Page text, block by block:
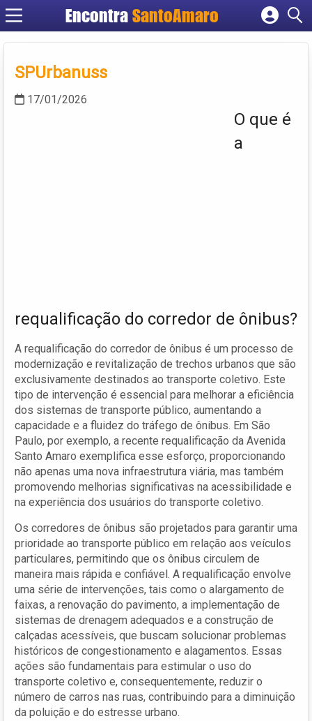
Encontra SantoAmaro
Cadastrar empresa
SPUrbanuss
17/01/2026
O que é
a
requalificação do corredor de ônibus?
A requalificação do corredor de ônibus é um processo de
modernização e revitalização de trechos urbanos que são
exclusivamente destinados ao transporte coletivo. Este
tipo de intervenção é essencial para melhorar a eficiência
dos sistemas de transporte público, aumentando a
capacidade e a fluidez do tráfego de ônibus. Em São
Paulo, por exemplo, a recente requalificação da Avenida
Santo Amaro exemplifica esse esforço, proporcionando
não apenas uma nova infraestrutura viária, mas também
promovendo melhorias significativas na acessibilidade e
na experiência dos usuários do transporte coletivo.
Os corredores de ônibus são projetados para garantir uma
prioridade ao transporte público em relação aos veículos
particulares, permitindo que os ônibus circulem de
maneira mais rápida e confiável. A requalificação envolve
uma série de intervenções, tais como o alargamento de
faixas, a renovação do pavimento, a implementação de
sistemas de drenagem adequados e a construção de
calçadas acessíveis, que buscam solucionar problemas
históricos de congestionamento e alagamentos. Essas
ações são fundamentais para estimular o uso do
transporte coletivo e, consequentemente, reduzir o
número de carros nas ruas, contribuindo para a diminuição
da poluição e do estresse urbano.